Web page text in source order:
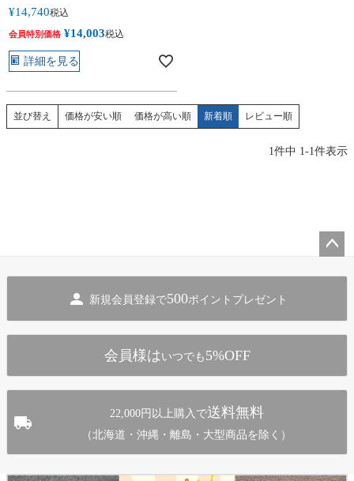
¥14,740税込
会員特別価格 ¥14,003税込
詳細を見る
並び替え 価格が安い順 価格が高い順 新着順 レビュー順
1 件中 1 -1 件表示
新規会員登録で500ポイントプレゼント
会員様は いつでも 5%OFF
22,000円以上購入で送料無料
（北海道・沖縄・離島・大型商品を除く）